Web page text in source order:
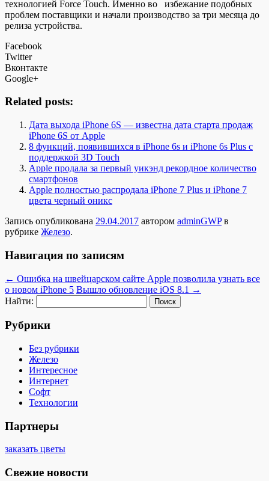
технологией Force Touch. Именно во избежание подобных
проблем поставщики и начали производство за три месяца до
релиза устройства.
Facebook
Twitter
Вконтакте
Google+
Related posts:
Дата выхода iPhone 6S — известна дата старта продаж
iPhone 6S от Apple
8 функций, появившихся в iPhone 6s и iPhone 6s Plus с
поддержкой 3D Touch
Apple продала за первый уикэнд рекордное количество
смартфонов
Apple полностью распродала iPhone 7 Plus и iPhone 7
цвета черный оникс
Запись опубликована 29.04.2017 автором adminGWPв
рубрике Железо.
Навигация по записям
← Ошибка на швейцарском сайте Apple позволила узнать все
о новом iPhone 5 Вышло обновление iOS 8.1 →
Найти:
Рубрики
Без рубрики
Железо
Интересное
Интернет
Софт
Технологии
Партнеры
заказать цветы
Свежие новости